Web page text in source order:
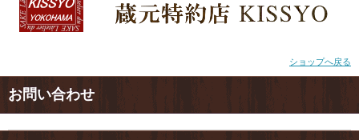
ショップへ戻る
お問い合わせ